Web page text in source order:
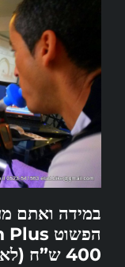
במידה ואתם
400 ש”ח (לא כולל משלוח)